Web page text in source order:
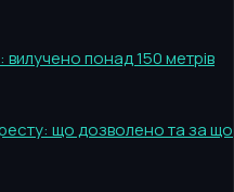
вилучено понад 150 метрів
що дозволено та за що